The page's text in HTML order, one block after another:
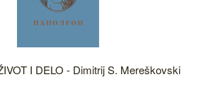
I DELO - Dimitrij S. Mereškovski